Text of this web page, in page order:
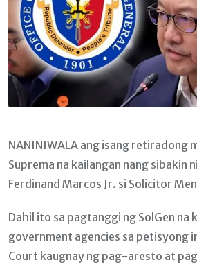
NANINIWALA ang isang retiradong
Suprema na kailangan nang sibakin
Ferdinand Marcos Jr. si Solicitor
Dahil ito sa pagtanggi ng SolGen na
government agencies sa petisyong
Court kaugnay ng pag-aresto at